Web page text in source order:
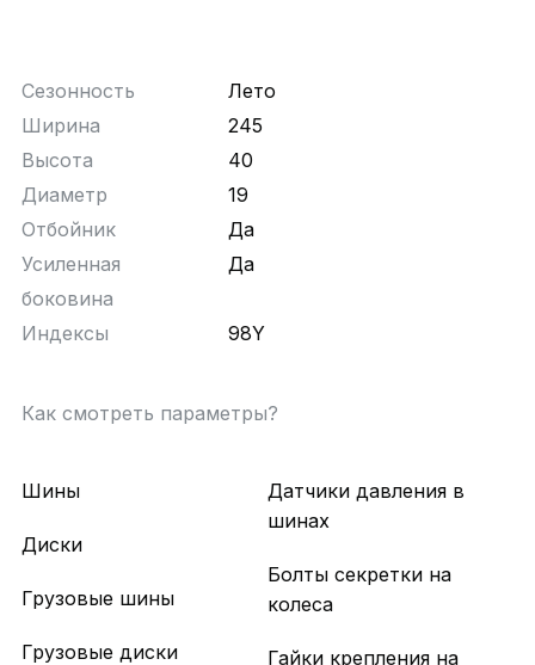
Сезонность
Лето
Ширина
245
Высота
40
Диаметр
19
Отбойник
Да
Усиленная
боковина
Да
Индексы 98Y
Как смотреть параметры?
Шины
Диски
Грузовые шины
Грузовые диски
Датчики давления в
шинах
Болты секретки на
колеса
Гайки крепления на